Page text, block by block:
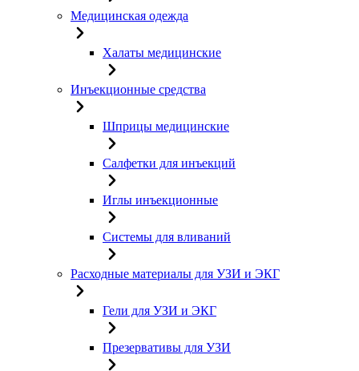
Медицинская одежда
Халаты медицинские
Инъекционные средства
Шприцы медицинские
Салфетки для инъекций
Иглы инъекционные
Системы для вливаний
Расходные материалы для УЗИ и ЭКГ
Гели для УЗИ и ЭКГ
Презервативы для УЗИ